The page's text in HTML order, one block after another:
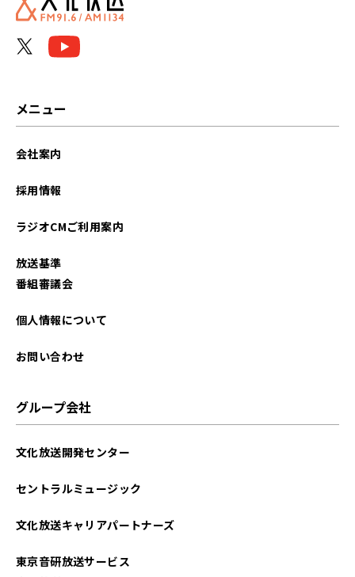
メニュー
会社案内
採用情報
ラジオCMご利用案内
放送基準
番組審議会
個人情報について
お問い合わせ
グループ会社
文化放送開発センター
セントラルミュージック
文化放送キャリアパートナーズ
東京音研放送サービス